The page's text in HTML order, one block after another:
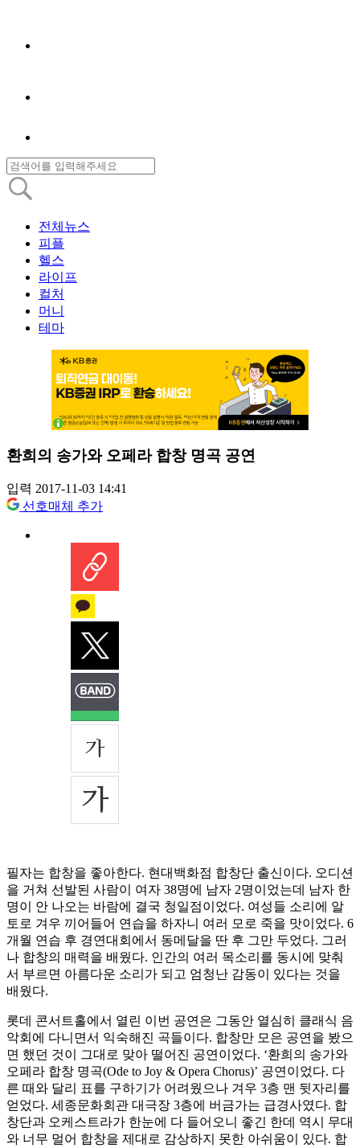
전체뉴스
피플
헬스
라이프
컬처
머니
테마
환희의 송가와 오페라 합창 명곡 공연
입력 2017-11-03 14:41
선호매체 추가
필자는 합창을 좋아한다. 현대백화점 합창단 출신이다. 오디션
을 거쳐 선발된 사람이 여자 38명에 남자 2명이었는데 남자 한
명이 안 나오는 바람에 결국 청일점이었다. 여성들 소리에 알
토로 겨우 끼어들어 연습을 하자니 여러 모로 죽을 맛이었다. 6
개월 연습 후 경연대회에서 동메달을 딴 후 그만 두었다. 그러
나 합창의 매력을 배웠다. 인간의 여러 목소리를 동시에 맞춰
서 부르면 아름다운 소리가 되고 엄청난 감동이 있다는 것을
배웠다.
롯데 콘서트홀에서 열린 이번 공연은 그동안 열심히 클래식 음
악회에 다니면서 익숙해진 곡들이다. 합창만 모은 공연을 봤으
면 했던 것이 그대로 맞아 떨어진 공연이었다. ‘환희의 송가와
오페라 합창 명곡(Ode to Joy & Opera Chorus)’ 공연이었다. 다
른 때와 달리 표를 구하기가 어려웠으나 겨우 3층 맨 뒷자리를
얻었다. 세종문화회관 대극장 3층에 버금가는 급경사였다. 합
창단과 오케스트라가 한눈에 다 들어오니 좋긴 한데 역시 무대
와 너무 멀어 합창을 제대로 감상하지 못한 아쉬움이 있다. 합